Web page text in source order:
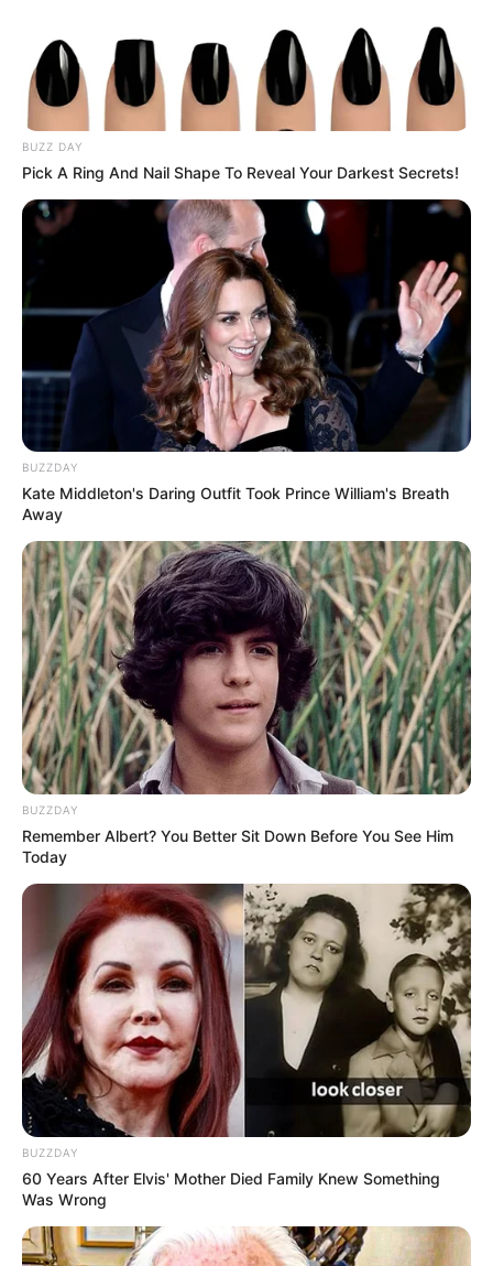
BUZZ DAY
Pick A Ring And Nail Shape To Reveal Your Darkest Secrets!
BUZZDAY
Kate Middleton's Daring Outfit Took Prince William's Breath
Away
BUZZDAY
Remember Albert? You Better Sit Down Before You See Him
Today
BUZZDAY
60 Years After Elvis' Mother Died Family Knew Something
Was Wrong